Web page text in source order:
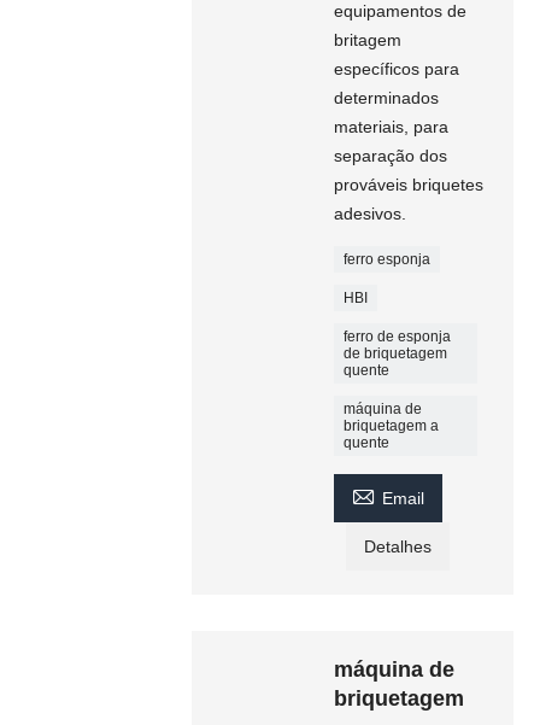
equipamentos de
britagem
específicos para
determinados
materiais, para
separação dos
prováveis ​​briquetes
adesivos.
ferro esponja
HBI
ferro de esponja
de briquetagem
quente
máquina de
briquetagem a
quente
 Email
Detalhes
máquina de
briquetagem